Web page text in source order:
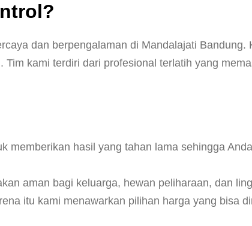
dan berpengalaman di Mandalajati Bandung.
kami terdiri dari profesional terlatih yang
memberikan hasil yang tahan lama sehingga
aman bagi keluarga, hewan peliharaan, dan
itu kami menawarkan pilihan harga yang bisa